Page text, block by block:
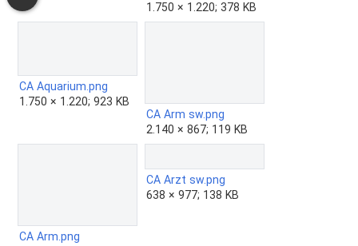
1.750 × 1.220; 378 KB
CA Aquarium.png
1.750 × 1.220; 923 KB
CA Arm sw.png
2.140 × 867; 119 KB
CA Arm.png
CA Arzt sw.png
638 × 977; 138 KB